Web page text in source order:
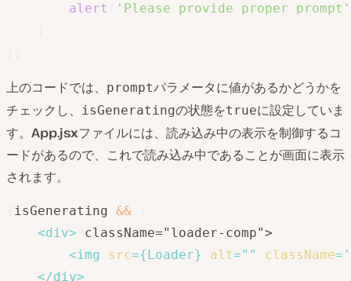
alert
'Please provide proper prompt'
上のコードでは、 promptパラメータに値があるかどうかを
チェックし、
isGeneratingの状態をtrueに設定していま
す。 App.jsxファイルには、読み込み中の表示を制御するコ
ードがあるので、これで読み込み中であることが画面に表示
されます。
isGenerating &&
<div> className="loader-comp">
<img src={Loader} alt=" " className= '
</div>